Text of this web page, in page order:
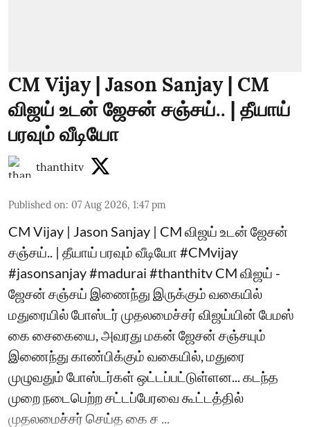
CM Vijay | Jason Sanjay | CM
விஜய் உடன் ஜேசன் சஞ்சய்.. | தீயாய்
பரவும் வீடியோ
thanthitv
Published on: 07 Aug 2026, 1:47 pm
CM Vijay | Jason Sanjay | CM விஜய் உடன் ஜேசன்
சஞ்சய்.. | தீயாய் பரவும் வீடியோ #CMvijay
#jasonsanjay #madurai #thanthitv CM விஜய் -
ஜேசன் சஞ்சய் இணைந்து இருக்கும் வகையில்
மதுரையில் போஸ்டர் முதலமைச்சர் விஜய்யின் பேமஸ்
கை சைகையை, அவரது மகன் ஜேசன் சஞ்சயும்
இணைந்து காண்பிக்கும் வகையில், மதுரை
முழுவதும் போஸ்டர்கள் ஒட்டப்பட்டுள்ளன... கடந்த
முறை நடைபெற்ற சட்டப்பேரவை கூட்டத்தில்
முதலமைச்சர் செய்த கை ச ...